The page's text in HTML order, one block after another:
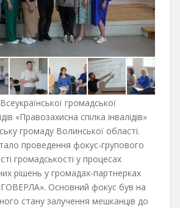
громадської
«Правозахисна спілка інвалідів»
громаду Волинської області.
проведення фокус-групового
громадськості у процесах
рішень у громадах-партнерках
Основний фокус був на
стану залучення мешканців до